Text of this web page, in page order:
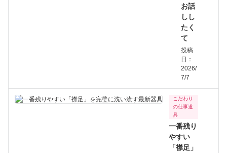
お話
しし
たく
て
投稿
日：
2026/
7/7
こだわり
の仕事道
具
一番残り
やすい
「襟足」